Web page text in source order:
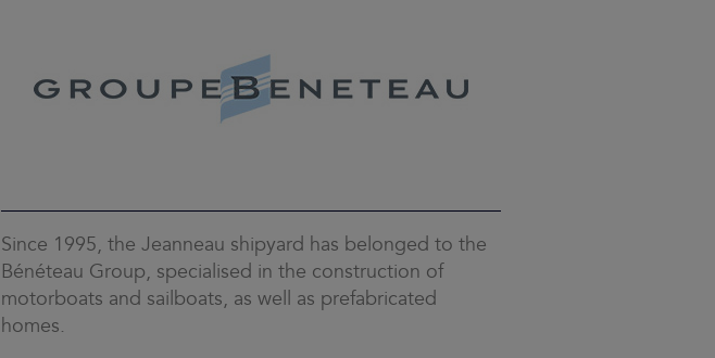
Since 1995, the Jeanneau shipyard has belonged to the
Bénéteau Group, specialised in the construction of
motorboats and sailboats, as well as prefabricated
homes.